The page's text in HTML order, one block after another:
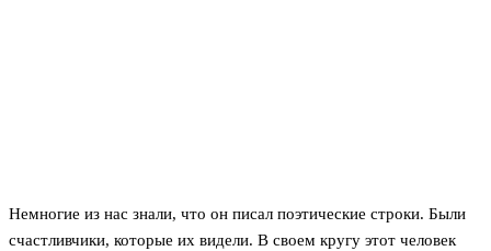
Немногие из нас знали, что он писал поэтические строки. Были
счастливчики, которые их видели. В своем кругу этот человек